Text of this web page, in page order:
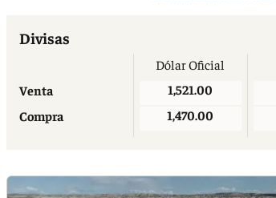
Divisas
Venta
Compra
Dólar Oficial
1,521.00
1,470.00